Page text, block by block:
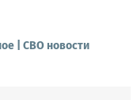
| СВО новости